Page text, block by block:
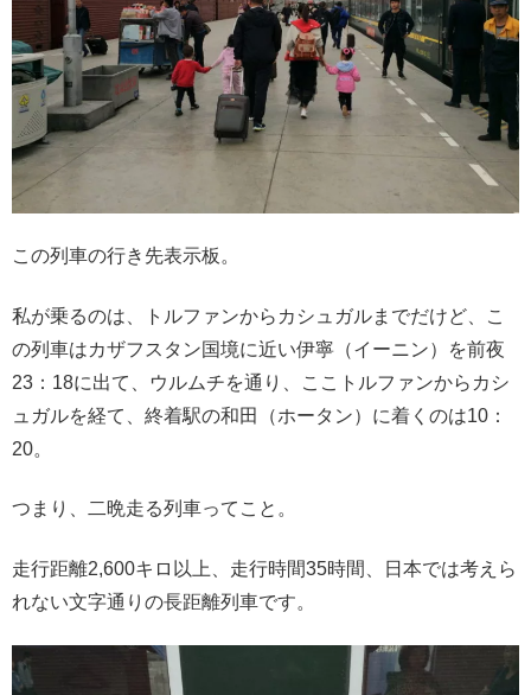
この列車の行き先表示板。
私が乗るのは、トルファンからカシュガルまでだけど、こ
の列車はカザフスタン国境に近い伊寧（イーニン）を前夜
23：18に出て、ウルムチを通り、ここトルファンからカシ
ュガルを経て、終着駅の和田（ホータン）に着くのは10：
20。
つまり、二晩走る列車ってこと。
走行距離2,600キロ以上、走行時間35時間、日本では考えら
れない文字通りの長距離列車です。